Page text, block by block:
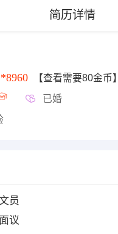
简历详情
【查看需要80金币】
已婚
员
面议